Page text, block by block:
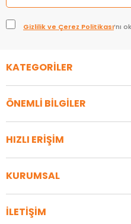
Gizlilik ve Çerez Politikası’nı
KATEGORİLER
ÖNEMLİ BİLGİLER
HIZLI ERİŞİM
KURUMSAL
İLETİŞİM